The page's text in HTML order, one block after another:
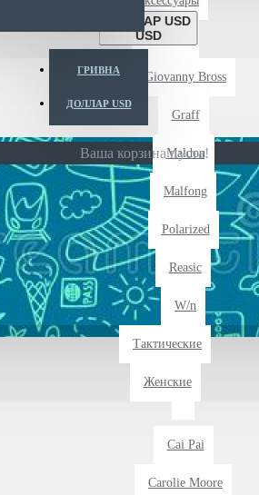
ДОЛЛАР USD
USD
ГРИВНА
ДОЛЛАР USD
Детские
Giovanny Bross
Graff
Maldon
Malfong
Polarized
Reasic
W/n
Тактические
Женские
Cai Pai
Carolie Moore
Ваша корзина пуста!